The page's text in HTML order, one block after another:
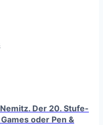
Der 20. Stufe-
oder Pen &